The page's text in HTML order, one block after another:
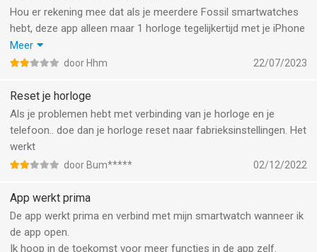
Hou er rekening mee dat als je meerdere Fossil smartwatches
hebt, deze app alleen maar 1 horloge tegelijkertijd met je iPhone
kan verbinden. Als je dan een tweede horloge wil verbinden
wordt het gekoppelde horloge terug gezet naar
weer alle koppelingsstappen nemen… tijdrovend !
Meer
door Hhm 22/07/2023
Reset je horloge
Als je problemen hebt met verbinding van je horloge en je
telefoon.. doe dan je horloge reset naar fabrieksinstellingen. Het
werkt
door Bum***** 02/12/2022
App werkt prima
De app werkt prima en verbind met mijn smartwatch wanneer ik
de app open.
Ik hoop in de toekomst voor meer functies in de app zelf.